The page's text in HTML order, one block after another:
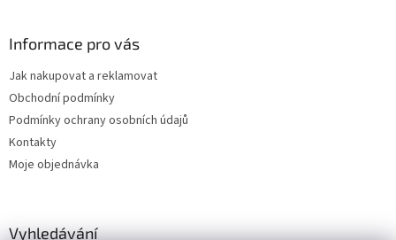
Informace pro vás
Jak nakupovat a reklamovat
Obchodní podmínky
Podmínky ochrany osobních údajů
Kontakty
Moje objednávka
Vyhledávání